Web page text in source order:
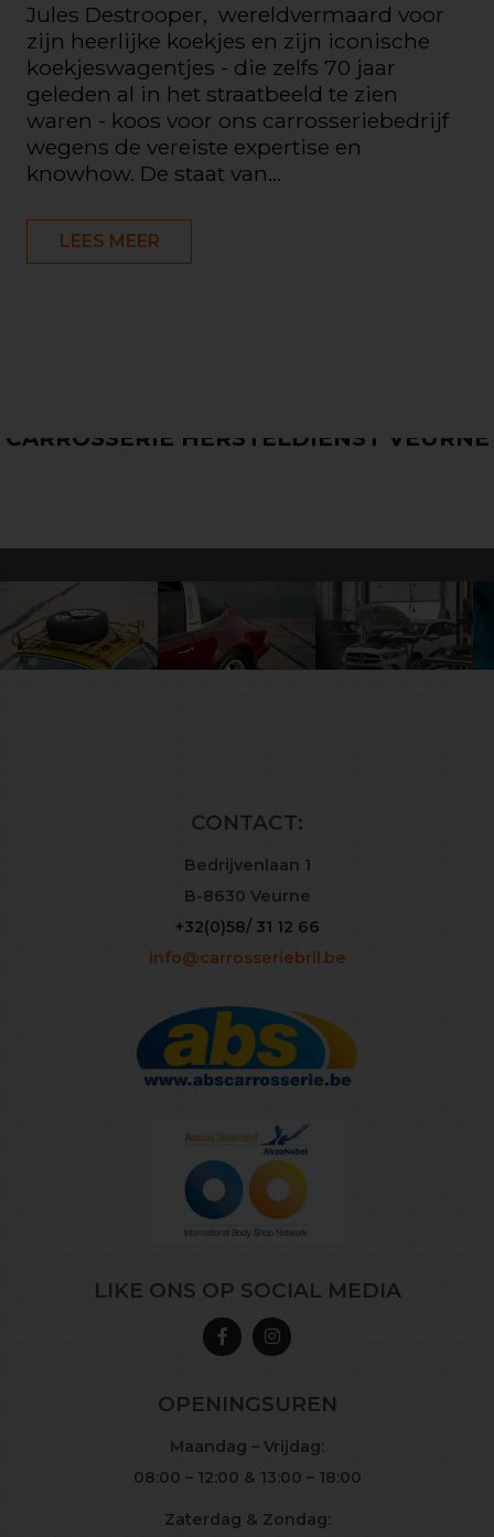
Jules Destrooper, wereldvermaard voor
zijn heerlijke koekjes en zijn iconische
koekjeswagentjes - die zelfs 70 jaar
geleden al in het straatbeeld te zien
waren - koos voor ons carrosseriebedrijf
wegens de vereiste expertise en
knowhow. De staat van...
LEES MEER
CARROSSERIE HERSTELDIENST VEURNE
CONTACT:
Bedrijvenlaan 1
B-8630 Veurne
+32(0)58/ 31 12 66
info@carrosseriebril.be
LIKE ONS OP SOCIAL MEDIA
OPENINGSUREN
Maandag – Vrijdag:
08:00 – 12:00 & 13:00 – 18:00
Zaterdag & Zondag: